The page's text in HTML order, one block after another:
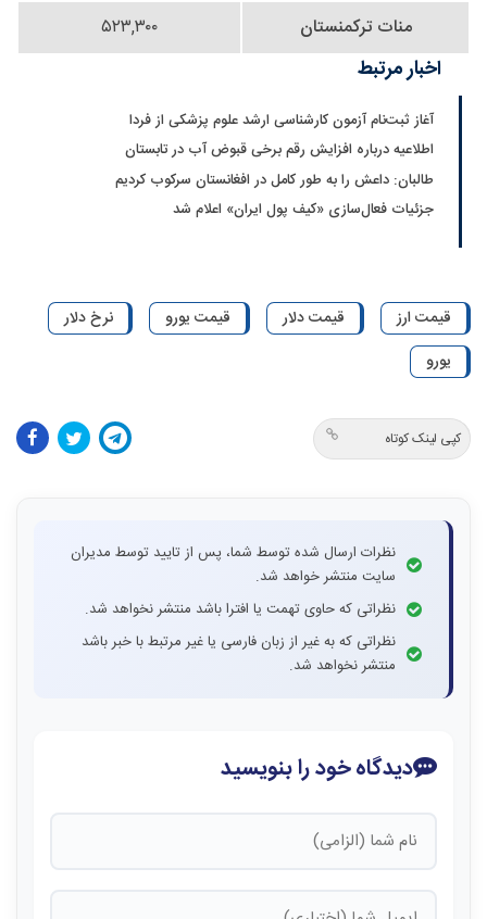
منات ترکمنستان ۵۲۳,۳۰۰
اخبار مرتبط
آغاز ثبت‌نام‌ آزمون کارشناسی ارشد علوم پزشکی از فردا
اطلاعیه درباره افزایش رقم برخی قبوض آب در تابستان
طالبان: داعش را به طور کامل در افغانستان سرکوب کردیم
جزئیات فعال‌سازی «کیف پول ایران» اعلام شد
قیمت ارز قیمت دلار قیمت یورو
نرخ دلار
یورو
کپی لینک کوتاه
نظرات ارسال شده توسط شما، پس از تایید توسط مدیران
سایت منتشر خواهد شد.
نظراتی که حاوی تهمت یا افترا باشد منتشر نخواهد شد.
نظراتی که به غیر از زبان فارسی یا غیر مرتبط با خبر باشد
منتشر نخواهد شد.
دیدگاه خود را بنویسید